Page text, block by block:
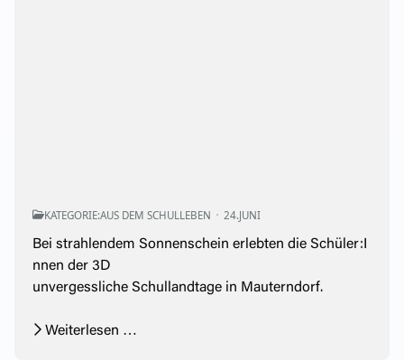
KATEGORIE:AUS DEM SCHULLEBEN 24.JUNI
Bei strahlendem Sonnenschein erlebten die Schüler:I
nnen der 3D
unvergessliche Schullandtage in Mauterndorf.
Weiterlesen …